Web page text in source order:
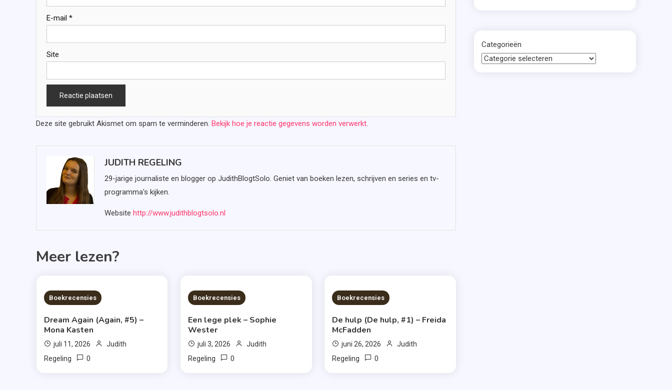
E-mail *
Site
Deze site gebruikt Akismet om spam te verminderen. Bekijk hoe je reactie gegevens worden verwerkt.
JUDITH REGELING
29-jarige journaliste en blogger op JudithBlogtSolo. Geniet van boeken lezen, schrijven en series en tv-
programma's kijken.
Website http://www.judithblogtsolo.nl
Meer lezen?
6 MINS READ
Boekrecensies
Dream Again (Again, #5) –
Mona Kasten
juli 11, 2026
Judith
Regeling
0
6 MINS READ
Boekrecensies
Een lege plek – Sophie
Wester
juli 3, 2026
Judith
Regeling
0
7 MINS READ
Boekrecensies
De hulp (De hulp, #1) – Freida
McFadden
juni 26, 2026
Judith
Regeling
0
Categorieën